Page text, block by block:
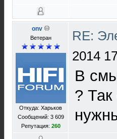
onv
Ветеран
Откуда: Харьков
Сообщений: 3 609
Репутация: 260
RE:
2014
В
?